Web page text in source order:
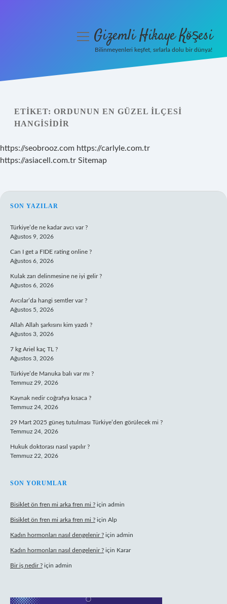
Yasal Uyarı
menüyüGizemli Hikaye Köşesi
Bilinmeyenleri keşfet, sırlarla dolu bir dünya!
ETIKET: ORDUNUN EN GÜZEL ILÇESI
HANGISIDIR
https://seobrooz.com https://carlyle.com.tr
https://asiacell.com.tr Sitemap
SIDEBAR
SON YAZILAR
Türkiye’de ne kadar avcı var ?
Ağustos 9, 2026
Can I get a FIDE rating online ?
Ağustos 6, 2026
Kulak zarı delinmesine ne iyi gelir ?
Ağustos 6, 2026
Avcılar’da hangi semtler var ?
Ağustos 5, 2026
Allah Allah şarkısını kim yazdı ?
Ağustos 3, 2026
7 kg Ariel kaç TL ?
Ağustos 3, 2026
Türkiye’de Manuka balı var mı ?
Temmuz 29, 2026
Kaynak nedir coğrafya kısaca ?
Temmuz 24, 2026
29 Mart 2025 güneş tutulması Türkiye’den görülecek mi ?
Temmuz 24, 2026
Hukuk doktorası nasıl yapılır ?
Temmuz 22, 2026
SON YORUMLAR
Bisiklet ön fren mi arka fren mi ? için admin
Bisiklet ön fren mi arka fren mi ? için Alp
Kadın hormonları nasıl dengelenir ? için admin
Kadın hormonları nasıl dengelenir ? için Karar
Bir iş nedir ? için admin